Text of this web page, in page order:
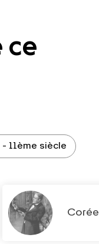
ce
- 11ème siècle